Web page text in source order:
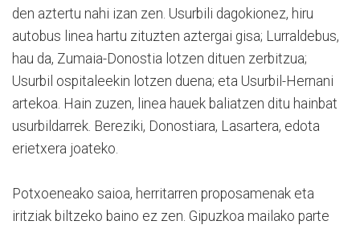
den aztertu nahi izan zen. Usurbili dagokionez, hiru
autobus linea hartu zituzten aztergai gisa; Lurraldebus,
hau da, Zumaia-Donostia lotzen dituen zerbitzua;
Usurbil ospitaleekin lotzen duena; eta Usurbil-Hernani
artekoa. Hain zuzen, linea hauek baliatzen ditu hainbat
usurbildarrek. Bereziki, Donostiara, Lasartera, edota
erietxera joateko.
Potxoeneako saioa, herritarren proposamenak eta
iritziak biltzeko baino ez zen. Gipuzkoa mailako parte